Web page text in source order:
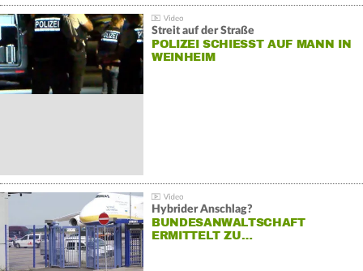
Streit auf der Straße
POLIZEI SCHIESST AUF MANN IN W
EINHEIM
Hybrider Anschlag?
BUNDESANWALTSCHAFT
ERMITTELT ZU…